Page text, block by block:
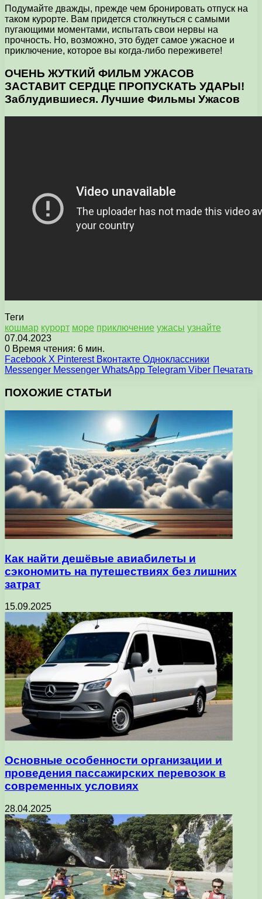
Подумайте дважды, прежде чем бронировать отпуск на
таком курорте. Вам придется столкнуться с самыми
пугающими моментами, испытать свои нервы на
прочность. Но, возможно, это будет самое ужасное и
приключение, которое вы когда-либо переживете!
ОЧЕНЬ ЖУТКИЙ ФИЛЬМ УЖАСОВ
ЗАСТАВИТ СЕРДЦЕ ПРОПУСКАТЬ УДАРЫ!
Заблудившиеся. Лучшие Фильмы Ужасов
Теги
кошмар курорт море приключение ужасы узнайте
07.04.2023
0 Время чтения: 6 мин.
Facebook X Pinterest Вконтакте Одноклассники
Messenger Messenger WhatsApp Telegram Viber Печатать
ПОХОЖИЕ СТАТЬИ
Как найти дешёвые авиабилеты и
сэкономить на путешествиях без лишних
затрат
15.09.2025
Основные особенности организации и
проведения пассажирских перевозок в
современных условиях
28.04.2025